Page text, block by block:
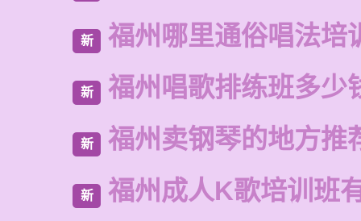
新 福州哪里通俗唱法培
新 福州唱歌排练班多少
新 福州卖钢琴的地方推
新 福州成人K歌培训班